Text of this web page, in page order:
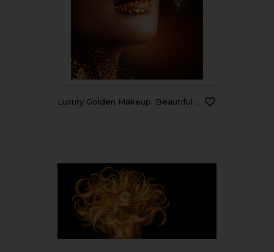
Luxury Golden Makeup. Beautiful Professional Holiday Make-up